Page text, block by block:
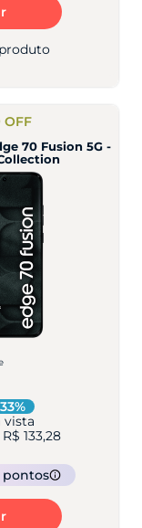
OFF
70 Fusion 5G -
33%
vista
R$ 133,28
pontos